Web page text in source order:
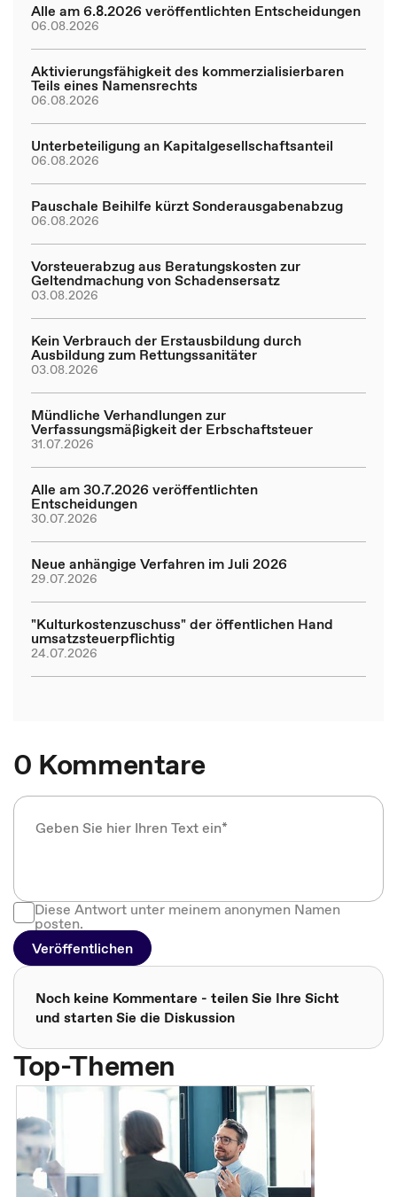
Alle am 6.8.2026 veröffentlichten Entscheidungen
06.08.2026
Aktivierungsfähigkeit des kommerzialisierbaren
Teils eines Namensrechts
06.08.2026
Unterbeteiligung an Kapitalgesellschaftsanteil
06.08.2026
Pauschale Beihilfe kürzt Sonderausgabenabzug
06.08.2026
Vorsteuerabzug aus Beratungskosten zur
Geltendmachung von Schadensersatz
03.08.2026
Kein Verbrauch der Erstausbildung durch
Ausbildung zum Rettungssanitäter
03.08.2026
Mündliche Verhandlungen zur
Verfassungsmäßigkeit der Erbschaftsteuer
31.07.2026
Alle am 30.7.2026 veröffentlichten
Entscheidungen
30.07.2026
Neue anhängige Verfahren im Juli 2026
29.07.2026
"Kulturkostenzuschuss" der öffentlichen Hand
umsatzsteuerpflichtig
24.07.2026
0 Kommentare
Diese Antwort unter meinem anonymen Namen
posten.
Veröffentlichen
Noch keine Kommentare - teilen Sie Ihre Sicht
und starten Sie die Diskussion
Top-Themen